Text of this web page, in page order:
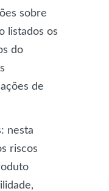
sobre
listados os
do
de
: nesta
riscos